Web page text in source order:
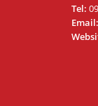
Tel:
Email: